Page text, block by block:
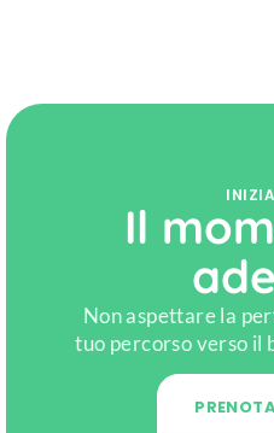
Il
Non aspettare la
tuo percorso verso il